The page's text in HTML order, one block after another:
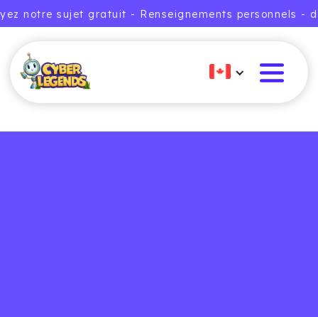
notre sujet gratuit - Renseignements personnels -